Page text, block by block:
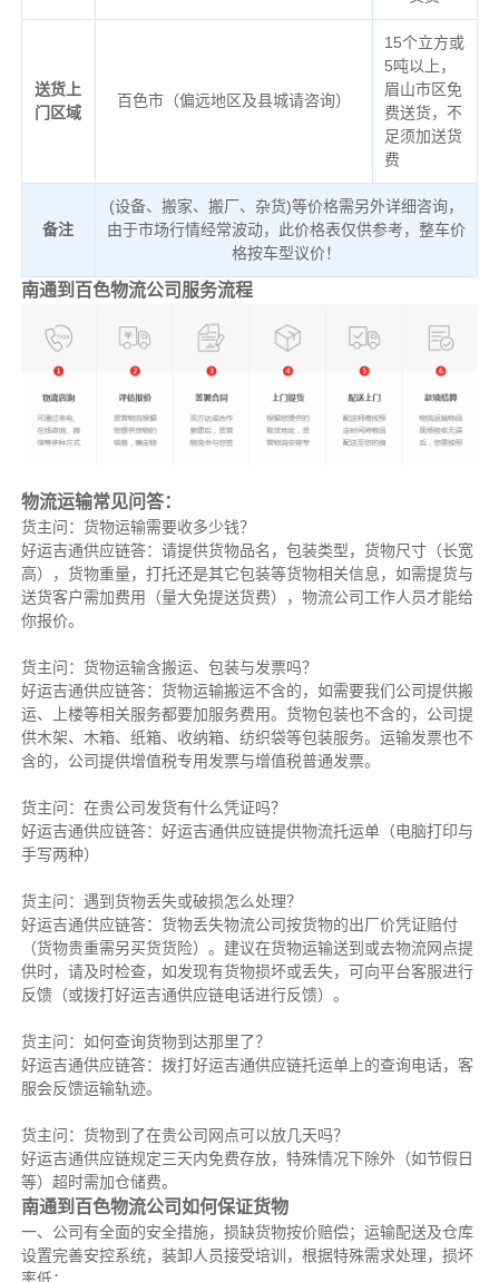
送货上
门区域
百色市（偏远地区及县城请咨询）
15个立方或
5吨以上，
眉山市区免
费送货，不
足须加送货
费
备注
(设备、搬家、搬厂、杂货)等价格需另外详细咨询，
由于市场行情经常波动，此价格表仅供参考，整车价
格按车型议价！
南通到百色物流公司服务流程
物流运输常见问答：
货主问：货物运输需要收多少钱？
好运吉通供应链答：请提供货物品名，包装类型，货物尺寸（长宽
高），货物重量，打托还是其它包装等货物相关信息，如需提货与
送货客户需加费用（量大免提送货费），物流公司工作人员才能给
你报价。
货主问：货物运输含搬运、包装与发票吗？
好运吉通供应链答：货物运输搬运不含的，如需要我们公司提供搬
运、上楼等相关服务都要加服务费用。货物包装也不含的，公司提
供木架、木箱、纸箱、收纳箱、纺织袋等包装服务。运输发票也不
含的，公司提供增值税专用发票与增值税普通发票。
货主问：在贵公司发货有什么凭证吗？
好运吉通供应链答：好运吉通供应链提供物流托运单（电脑打印与
手写两种）
货主问：遇到货物丢失或破损怎么处理？
好运吉通供应链答：货物丢失物流公司按货物的出厂价凭证赔付
（货物贵重需另买货货险）。建议在货物运输送到或去物流网点提
供时，请及时检查，如发现有货物损坏或丢失，可向平台客服进行
反馈（或拨打好运吉通供应链电话进行反馈）。
货主问：如何查询货物到达那里了？
好运吉通供应链答：拨打好运吉通供应链托运单上的查询电话，客
服会反馈运输轨迹。
货主问：货物到了在贵公司网点可以放几天吗？
好运吉通供应链规定三天内免费存放，特殊情况下除外（如节假日
等）超时需加仓储费。
南通到百色物流公司如何保证货物
一、公司有全面的安全措施，损缺货物按价赔偿；运输配送及仓库
设置完善安控系统，装卸人员接受培训，根据特殊需求处理，损坏